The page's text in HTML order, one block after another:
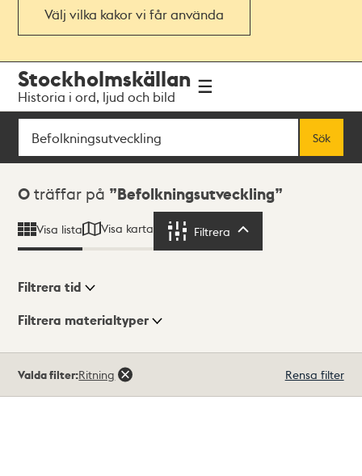
Välj vilka kakor vi får använda
navigationen
huvudinnehållet
Stockholmskällan
Historia i ord, ljud och bild
Sök
Sök
Sökresultat
0 träffar på Befolkningsutveckling
Visa lista Visa karta Filtrera
Visningsläge
Filtrera tid
Filtrera materialtyper
träffar
Valda filter:Ritning Rensa filter